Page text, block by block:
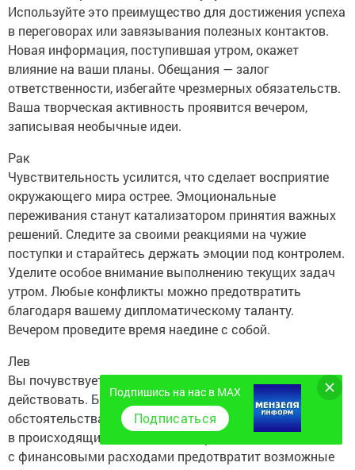
Используйте это преимущество для достижения успеха
в переговорах или завязывания полезных контактов.
Новая информация, поступившая утром, окажет
влияние на ваши планы. Обещания — залог
ответственности, избегайте чрезмерных обязательств.
Ваша творческая активность проявится вечером,
записывая необычные идеи.
Рак
Чувствительность усилится, что сделает восприятие
окружающего мира острее. Эмоциональные
переживания станут катализатором принятия важных
решений. Следите за своими реакциями на чужие
поступки и старайтесь держать эмоции под контролем.
Уделите особое внимание выполнению текущих задач
утром. Любые конфликты можно предотвратить
благодаря вашему дипломатическому таланту.
Вечером проведите время наедине с собой.
Лев
Вы почувствуете вдохновение и готовность
действовать. Быстро реагируйте на возникающие
обстоятельства, принимая активное участие
в происходящих событиях. Осторожность
с финансовыми расходами предотвратит возможные
Подпишись на нас в MAX
Подписаться